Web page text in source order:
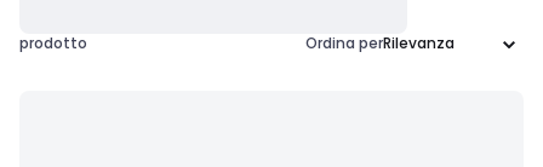
prodotto Ordina per